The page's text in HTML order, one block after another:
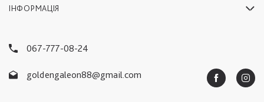
ІНФОРМАЦІЯ
067-777-08-24
goldengaleon88@gmail.com